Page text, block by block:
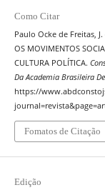
Como Citar
Paulo Ocke de Freitas, J.
OS MOVIMENTOS
CULTURA POLÍTICA.
Da Academia Brasileira
https://
Fomatos de Citação
Edição